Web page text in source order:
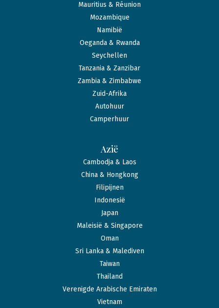
Mauritius & Réunion
Mozambique
Namibië
Oeganda & Rwanda
Seychellen
Tanzania & Zanzibar
Zambia & Zimbabwe
Zuid-Afrika
Autohuur
Camperhuur
Azië
Cambodja & Laos
China & Hongkong
Filipijnen
Indonesië
Japan
Maleisië & Singapore
Oman
Sri Lanka & Malediven
Taiwan
Thailand
Verenigde Arabische Emiraten
Vietnam